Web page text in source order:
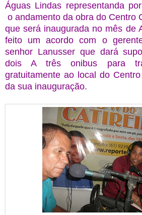
Águas Lindas representanda
o andamento da obra do Centro
que será inaugurada no mês de
feito um acordo com o
senhor Lanusser que dará
dois A três onibus para
gratuitamente ao local do
da sua inauguração.